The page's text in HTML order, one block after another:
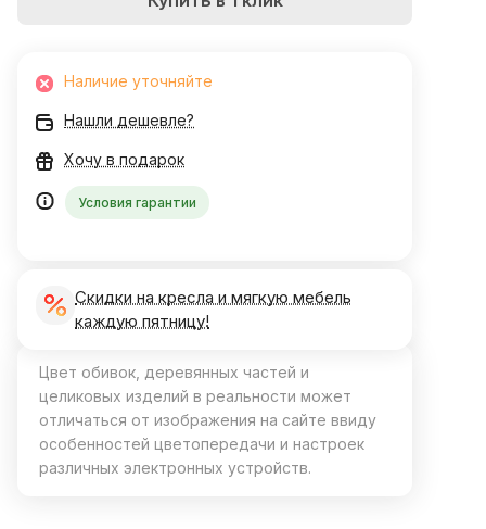
Наличие уточняйте
Нашли дешевле?
Хочу в подарок
Условия гарантии
Скидки на кресла и мягкую мебель
каждую пятницу!
Цвет обивок, деревянных частей и
целиковых изделий в реальности может
отличаться от изображения на сайте ввиду
особенностей цветопередачи и настроек
различных электронных устройств.